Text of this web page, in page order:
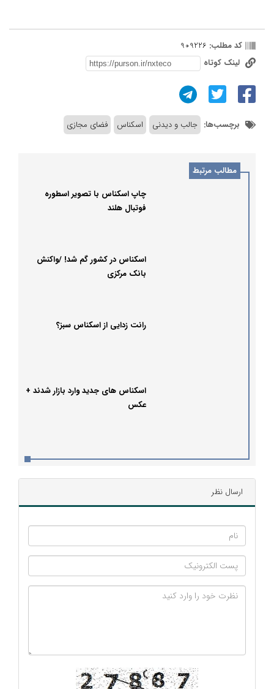
کد مطلب: 909226
لینک کوتاه
برچسب‌ها: جالب و دیدنی اسکناس فضای مجازی
مطالب مرتبط
چاپ اسکناس با تصویر اسطوره
فوتبال هلند
اسکناس در کشور گم شد! /واکنش
بانک مرکزی
رانت زدایی از اسکناس سبز؟
اسکناس های جدید وارد بازار شدند +
عکس
ارسال نظر